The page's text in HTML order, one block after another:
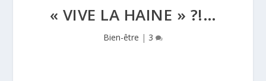
« VIVE LA HAINE » ?!…
Bien-être | 3